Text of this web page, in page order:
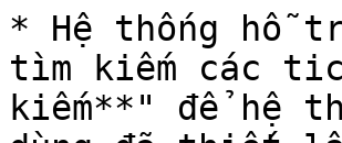
* Hệ thống hỗ
tìm kiếm các
kiếm**" để hệ